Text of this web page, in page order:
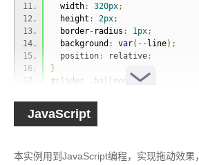
width: 320px;
height : 2px;
border- radius : 1px;
background : var(-- line);
position: relative;
}
#slider .balloon {
--y : 0;
height: 68px;
JavaScript
本实例用到JavaScript编程，实现拖动效果